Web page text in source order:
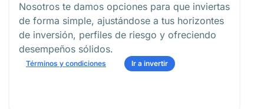
Nosotros te damos opciones para que inviertas
de forma simple, ajustándose a tus horizontes
de inversión, perfiles de riesgo y ofreciendo
desempeños sólidos.
Términos y condiciones Ir a invertir